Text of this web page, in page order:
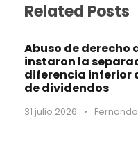
Related Posts
Abuso de derecho
instaron la
diferencia inferior
de dividendos
31 julio 2026 •